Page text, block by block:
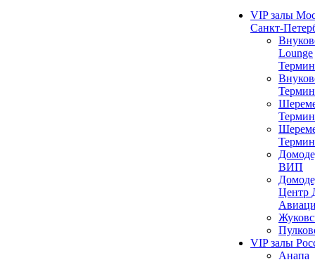
VIP залы
Санкт-
Lounge
ВИП
Центр
VIP залы
Анапа